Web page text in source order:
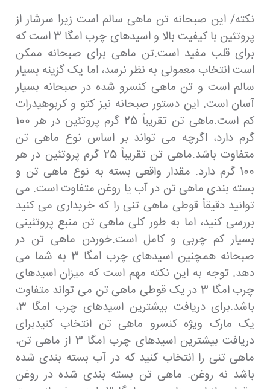
نکته/ این صبحانه تن ماهی سالم است زیرا سرشار از
پروتئین با کیفیت بالا و اسیدهای چرب امگا 3 است که
برای قلب مفید است.تن ماهی برای صبحانه ممکن
است انتخاب معمولی به نظر نرسد، اما یک گزینه بسیار
سالم است و تن ماهی کنسرو شده در صبحانه بسیار
آسان است. این دستور صبحانه نیز کتو و کربوهیدرات
کم است.ماهی تن تقریباً 25 گرم پروتئین در هر 100
گرم دارد، اگرچه می تواند بر اساس نوع ماهی تن
متفاوت باشد.ماهی تن تقریباً 25 گرم پروتئین در هر
100 گرم دارد. مقدار واقعی بسته به نوع ماهی تن و
بسته بندی ماهی تن در آب یا روغن متفاوت است. می
توانید دقیقاً قوطی ماهی تنی را که خریداری می کنید
بررسی کنید، اما به طور کلی ماهی تن منبع پروتئینی
بسیار کم چربی و کامل است.خوردن ماهی تن در
صبحانه همچنین اسیدهای چرب امگا 3 به شما می
دهد. توجه به این نکته مهم است که میزان اسیدهای
چرب امگا 3 در یک قوطی ماهی تن می تواند متفاوت
باشد.برای دریافت بیشترین اسیدهای چرب امگا 3،
یک مارک ویژه کنسرو ماهی تن انتخاب کنیدبرای
دریافت بیشترین اسیدهای چرب امگا 3 از ماهی تن،
ماهی تنی را انتخاب کنید که در آب بسته بندی شده
باشد نه روغن. ماهی تن بسته بندی شده در روغن